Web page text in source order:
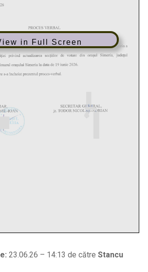
in Full Screen
23.06.26 – 14:13 de către Stancu